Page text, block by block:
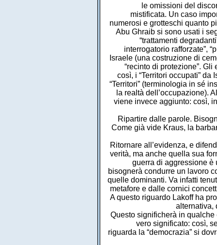
le omissioni del
mistificata. Un caso
numerosi e grotteschi quanto
Abu Ghraib si sono usati i
“trattamenti
interrogatorio rafforzate”,
Israele (una costruzione di
“recinto di protezione”.
così, i “Territori occupati”
“Territori” (terminologia in sé
la realtà dell’occupazione).
viene invece aggiunto: così,
Ripartire dalle parole.
Come già vide Kraus, la
Ritornare all’evidenza, e
verità, ma anche quella sua
guerra di aggressione è
bisognerà condurre un lavoro
quelle dominanti. Va infatti
metafore e dalle cornici
A questo riguardo Lakoff ha
alternativa,
Questo significherà in
vero significato: così,
riguarda la “democrazia” si